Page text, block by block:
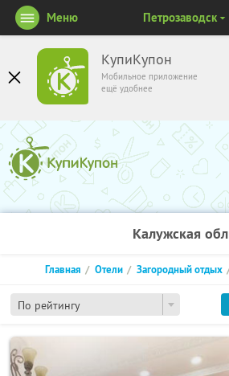
КупиКупон
Мобильное приложение
ещё удобнее
Меню Петрозаводск
Калужская обл
По рейтингу
Главная Отели Загородный отдых